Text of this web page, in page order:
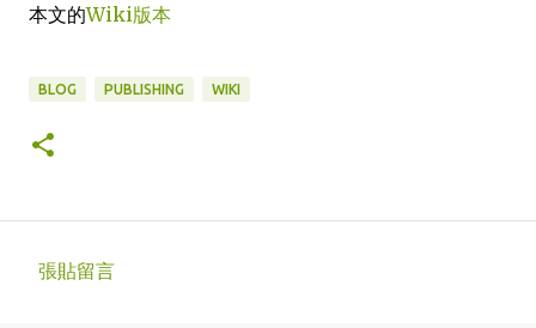
本文的Wiki版本
BLOG PUBLISHING WIKI
張貼留言